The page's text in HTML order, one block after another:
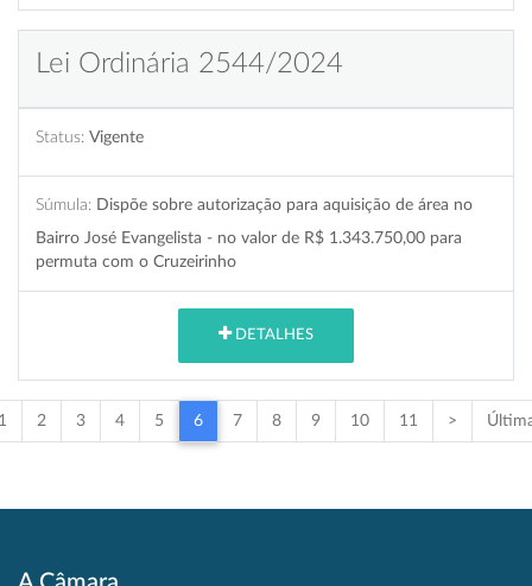
Lei Ordinária 2544/2024
Status: Vigente
Súmula: Dispõe sobre autorização para aquisição de área no
Bairro José Evangelista - no valor de R$ 1.343.750,00 para
permuta com o Cruzeirinho
DETALHES
2 3 4 5 6 7 8 9 10 11 >